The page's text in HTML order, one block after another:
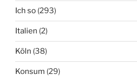
Ich so (293)
Italien (2)
Köln (38)
Konsum (29)